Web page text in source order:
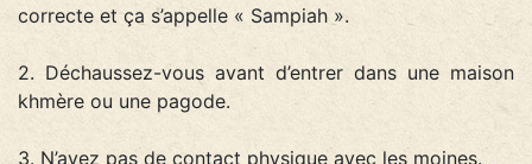
correcte et ça s’appelle « Sampiah ».
2. Déchaussez-vous avant d’entrer dans une maison
khmère ou une pagode.
3. N’ayez pas de contact physique avec les moines.